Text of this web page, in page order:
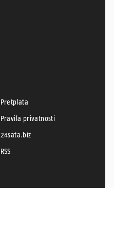
Pretplata
Pravila privatnosti
24sata.biz
RSS